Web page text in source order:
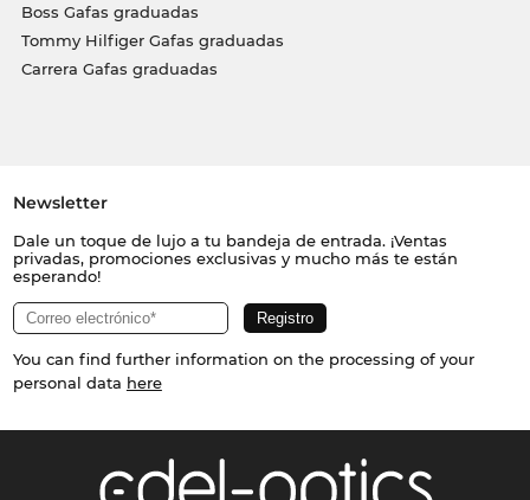
Boss Gafas graduadas
Tommy Hilfiger Gafas graduadas
Carrera Gafas graduadas
Newsletter
Dale un toque de lujo a tu bandeja de entrada. ¡Ventas
privadas, promociones exclusivas y mucho más te están
esperando!
You can find further information on the processing of your
personal data here